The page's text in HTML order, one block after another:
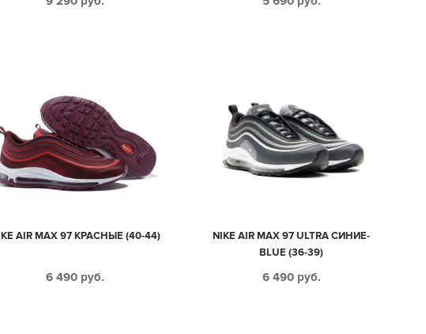
AIR MAX 97 КРАСНЫЕ (40-44)
6 490 руб.
NIKE AIR MAX 97 ULTRA СИНИЕ-
BLUE (36-39)
6 490 руб.